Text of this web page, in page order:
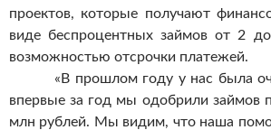
проектов, которые получают
виде беспроцентных займов от 2
возможностью отсрочки платежей.
«В прошлом году у нас была
впервые за год мы одобрили займов
млн рублей. Мы видим, что наша